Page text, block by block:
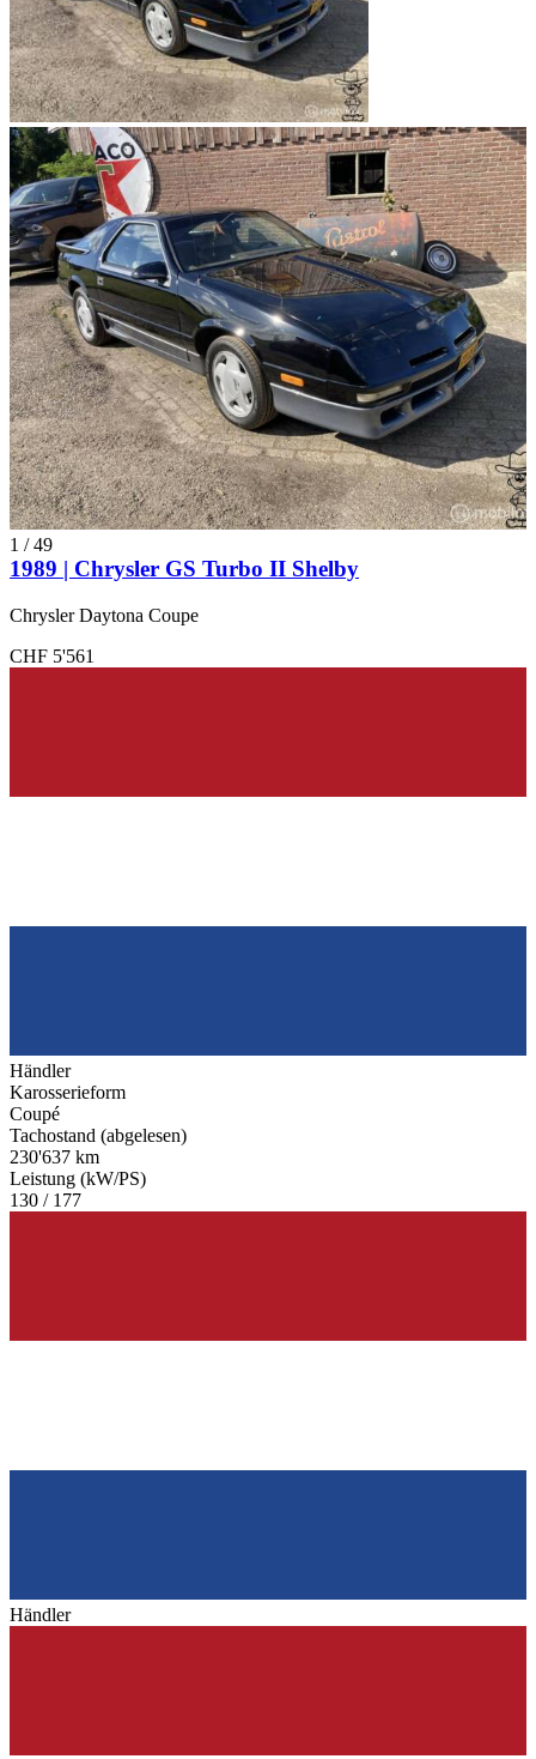
1 /49
1989 | Chrysler GS Turbo II Shelby
Chrysler Daytona Coupe
CHF 5'561
Händler
Karosserieform
Coupé
Tachostand (abgelesen)
230'637 km
Leistung (kW/PS)
130 / 177
Händler